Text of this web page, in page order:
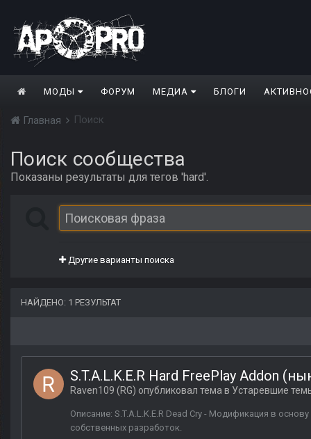
МОДЫ ФОРУМ МЕДИА БЛОГИ
Главная Поиск
Поиск сообщества
Показаны результаты для тегов 'hard'.
Другие варианты поиска
НАЙДЕНО: 1 РЕЗУЛЬТАТ
S.T.A.L.K.E.R Hard FreePlay Addon
Raven109 (RG) опубликовал тема в Устаревшие
Описание: S.T.A.L.K.E.R Dead Cry - Модификация в
собственных разработок.